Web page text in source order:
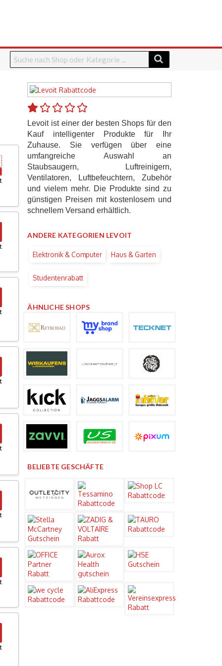
Levoit ist einer der besten Shops für den
Kauf intelligenter Produkte für Ihr
Zuhause. Sie verfügen über eine
umfangreiche Auswahl an
Staubsaugern, Luftreinigern,
Ventilatoren, Luftbefeuchtern, Zubehör
und vielem mehr. Die Produkte sind zu
günstigen Preisen mit kostenlosem und
schnellem Versand erhältlich.
ANDERE KATEGORIEN LEVOIT
Elektronik & Computer Haus & Garten
Studentenrabatt
ÄHNLICHE SHOPS
BELIEBTE GESCHÄFTE